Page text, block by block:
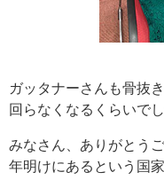
ガッタナーさんも骨抜
回らなくなるくらいでし
みなさん、ありがとう
年明けにあるという国